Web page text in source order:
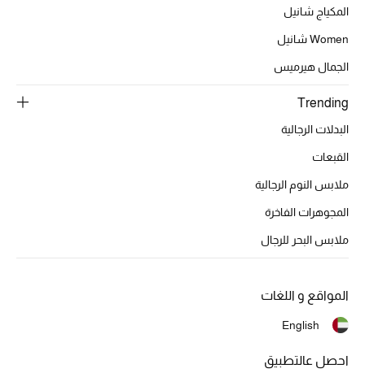
الحب للمحلي
حقائب وأحذية متطابقة
ركن الفخامة
جميع الملابس النسائية
جميع الحقائب النسائية
جميع الإكسسورات النسائية
المكياج شانيل
Women شانيل
الجمال هيرميس
Trending
البدلات الرجالية
القبعات
ملابس النوم الرجالية
المجوهرات الفاخرة
ملابس البحر للرجال
المواقع و اللغات
English
احصل عالتطبيق